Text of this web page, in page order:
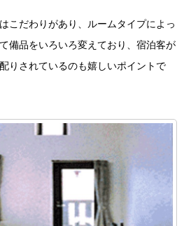
こだわりがあり、ルームタイプによっ
備品をいろいろ変えており、宿泊客が
りされているのも嬉しいポイントで